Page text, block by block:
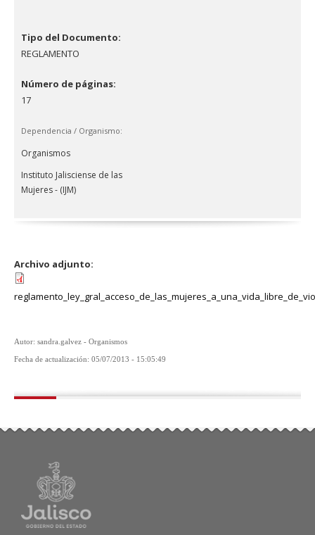
Tipo del Documento:
REGLAMENTO
Número de páginas:
17
Dependencia / Organismo:
Organismos
Instituto Jalisciense de las
Mujeres - (IJM)
Archivo adjunto:
Autor: sandra.galvez - Organismos
Fecha de actualización: 05/07/2013 - 15:05:49